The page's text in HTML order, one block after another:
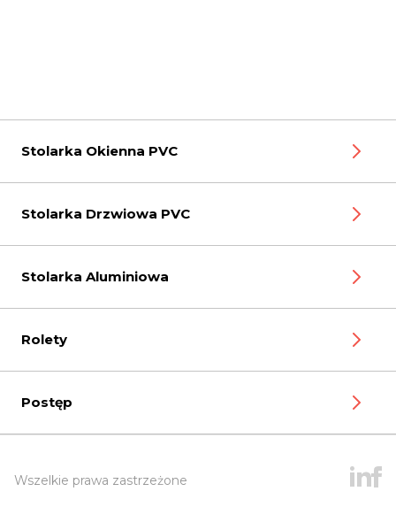
Stolarka Okienna PVC
Stolarka Drzwiowa PVC
Stolarka Aluminiowa
Rolety
Postęp
Wszelkie prawa zastrzeżone